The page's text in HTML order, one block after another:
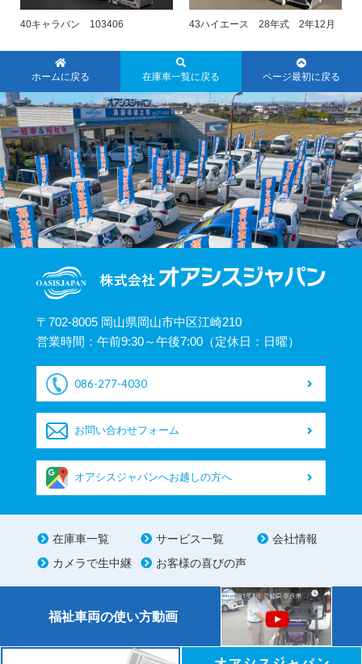
40キャラバン 103406 43ハイエース 28年式 2年12月
ホームに戻る 在庫車一覧に戻る ページ最初に戻る
〒702-8005 岡山県岡山市中区江崎210
営業時間：午前9:30～午後7:00（定休日：日曜）
086-277-4030
お問い合わせフォーム
オアシスジャパンへお越しの方へ
在庫車一覧 サービス一覧
会社情報
カメラで生中継
お客様の喜びの声
福祉車両の使い方動画